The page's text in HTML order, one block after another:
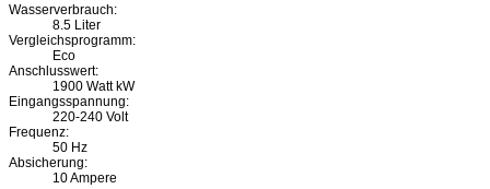
Wasserverbrauch:
8.5 Liter
Vergleichsprogramm:
Eco
Anschlusswert:
1900 Watt kW
Eingangsspannung:
220-240 Volt
Frequenz:
50 Hz
Absicherung:
10 Ampere